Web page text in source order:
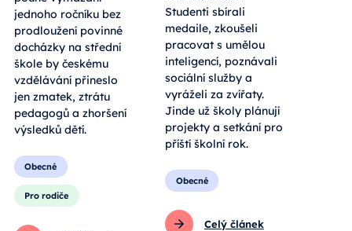
jednoho ročníku bez
prodloužení povinné
docházky na střední
škole by českému
vzdělávání přineslo
jen zmatek, ztrátu
pedagogů a zhoršení
výsledků dětí.
Obecné
Pro rodiče
Studenti sbírali
medaile, zkoušeli
pracovat s umělou
inteligencí, poznávali
sociální služby a
vyráželi za zvířaty.
Jinde už školy plánují
projekty a setkání pro
příští školní rok.
Obecné
Celý článek